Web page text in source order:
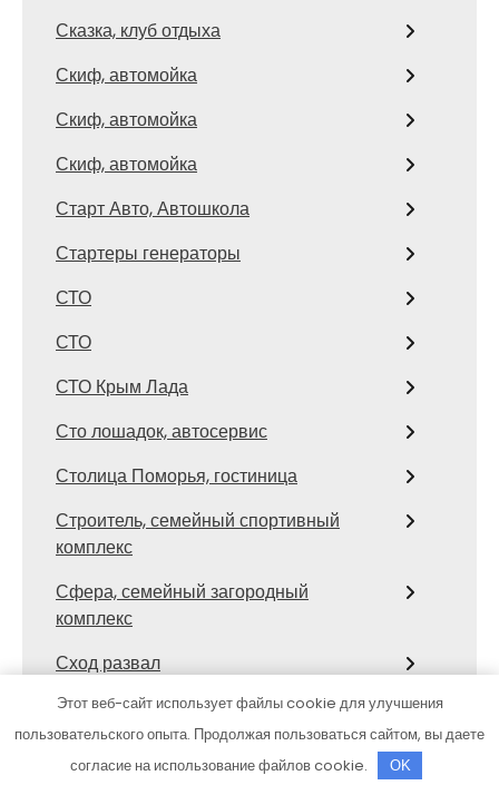
Сказка, клуб отдыха
Скиф, автомойка
Скиф, автомойка
Скиф, автомойка
Старт Авто, Автошкола
Стартеры генераторы
СТО
СТО
СТО Крым Лада
Сто лошадок, автосервис
Столица Поморья, гостиница
Строитель, семейный спортивный
комплекс
Сфера, семейный загородный
комплекс
Сход развал
Сход-развал, Шиномонтаж
Этот веб-сайт использует файлы cookie для улучшения
пользовательского опыта. Продолжая пользоваться сайтом, вы даете
согласие на использование файлов cookie.
OK